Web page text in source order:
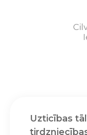
Uzticības